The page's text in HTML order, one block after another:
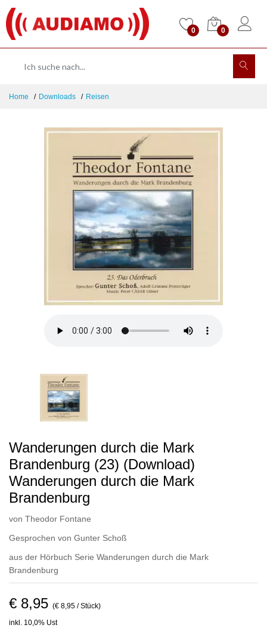
0 0
Home Downloads Reisen
Wanderungen durch die Mark
Brandenburg (23) (Download)
Wanderungen durch die Mark
Brandenburg
von Theodor Fontane
Gesprochen von Gunter Schoß
aus der Hörbuch Serie Wanderungen durch die Mark
Brandenburg
€ 8,95 (€ 8,95 / Stück)
inkl. 10,0% Ust